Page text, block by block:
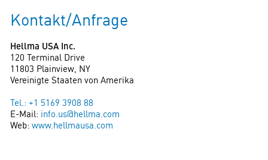
Kontakt/Anfrage
Hellma USA Inc.
120 Terminal Drive
11803 Plainview, NY
Vereinigte Staaten von Amerika
Tel.: +1 5169 3908 88
E-Mail: info.us@hellma.com
Web:www.hellmausa.com